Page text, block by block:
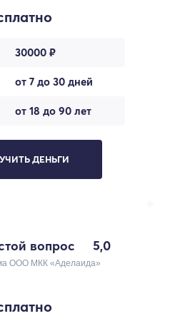
30000 ₽
от 7 до 30 дней
от 18 до 90 лет
ДЕНЬГИ
вопрос 5,0
ООО МКК «Аделаида»